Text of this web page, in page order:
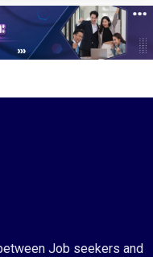
Job seekers and